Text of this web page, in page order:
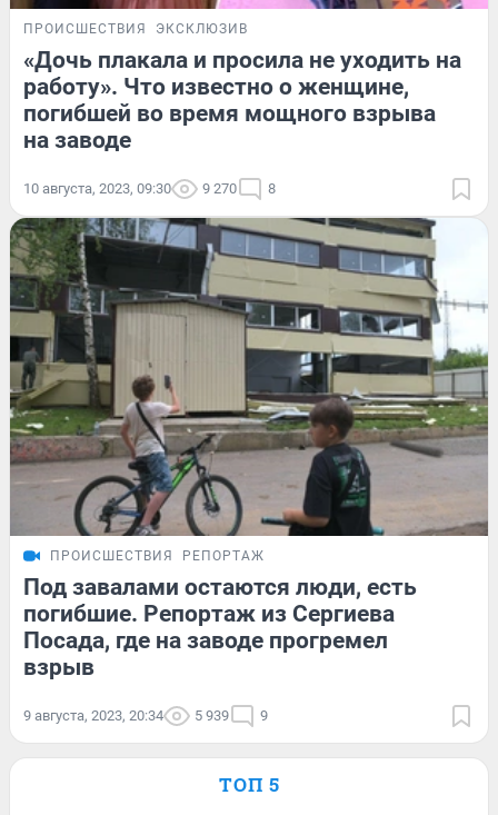
ПРОИСШЕСТВИЯ ЭКСКЛЮЗИВ
«Дочь плакала и просила не уходить на
работу». Что известно о женщине,
погибшей во время мощного взрыва
на заводе
10 августа, 2023, 09:30 9 270 8
ПРОИСШЕСТВИЯ РЕПОРТАЖ
Под завалами остаются люди, есть
погибшие. Репортаж из Сергиева
Посада, где на заводе прогремел
взрыв
9 августа, 2023, 20:34 5 939 9
ТОП 5